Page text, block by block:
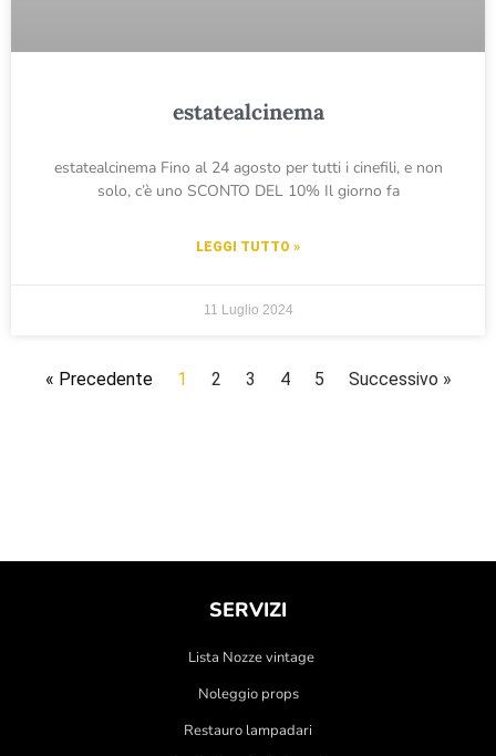
estatealcinema
estatealcinema Fino al 24 agosto per tutti i cinefili, e non
solo, c’è uno SCONTO DEL 10% Il giorno fa
LEGGI TUTTO »
11 Luglio 2024
« Precedente 1 2 3 4 5 Successivo »
SERVIZI
Lista Nozze vintage
Noleggio props
Restauro lampadari